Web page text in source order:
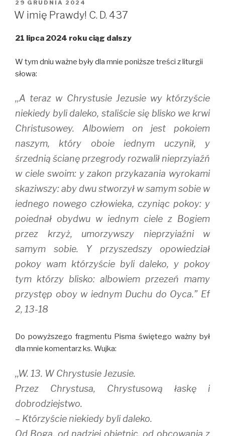
t
t
e
O
n
s
i
n
w
w
i
n
o
)
e
b
o
(
e
n
e
w
w
i
d
w
b
l
r
p
s
i
w
i
n
d
o
w
OPUBLIKOWANE
W
29 GRUDNIA 2024
W imię Prawdy! C. D. 437
21 lipca 2024 roku ciąg dalszy
W tym dniu ważne były dla mnie poniższe treści z liturgii
słowa:
,,A teraz w Chrystusie Jezusie wy którzyście
niekiedy byli daleko, staliście się blisko we krwi
Christusowey. Albowiem on jest pokoiem
naszym, który oboie iednym uczynił, y
śrzednią ścianę przegrody rozwalił nieprzyiaźń
w ciele swoim: y zakon przykazania wyrokami
skaziwszy: aby dwu stworzył w samym sobie w
iednego nowego człowieka, czyniąc pokoy: y
poiednał obydwu w iednym ciele z Bogiem
przez krzyż, umorzywszy nieprzyiaźni w
samym sobie. Y przyszedszy opowiedział
pokoy wam którzyście byli daleko, y pokoy
tym którzy blisko: albowiem przezeń mamy
przystęp oboy w iednym Duchu do Oyca.” Ef
2, 13-18
Do powyższego fragmentu Pisma świętego ważny był
dla mnie komentarz ks. Wujka:
,,W. 13. W Chrystusie Jezusie.
Przez Chrystusa, Chrystusową łaskę i
dobrodziejstwo.
– Którzyście niekiedy byli daleko.
Od Boga, od nadziei obietnic, od obcowania z